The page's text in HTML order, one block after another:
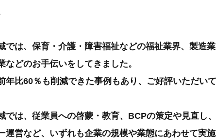
では、保育・介護・障害福祉などの福祉業界、製造
などのお手伝いをしてきました。
年比60％も削減できた事例もあり、ご好評いただいて
では、従業員への啓蒙・教育、BCPの策定や見直し
運営など、いずれも企業の規模や業態にあわせて実